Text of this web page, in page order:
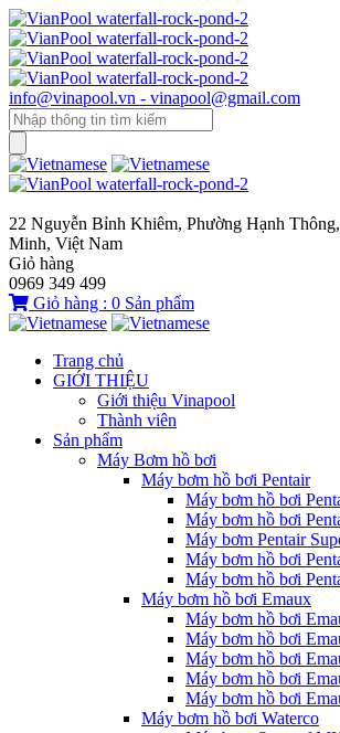
info@vinapool.vn - vinapool@gmail.com
22 Nguyễn Bỉnh Khiêm, Phường Hạnh
Minh, Việt Nam
Giỏ hàng
0969 349 499
Giỏ hàng : 0 Sản phẩm
Trang chủ
GIỚI THIỆU
Giới thiệu Vinapool
Thành viên
Sản phẩm
Máy Bơm hồ bơi
Máy bơm hồ bơi Pentair
Máy bơm hồ bơi
Máy bơm hồ bơi
Máy bơm Pentair
Máy bơm hồ bơi
Máy bơm hồ bơi
Máy bơm hồ bơi Emaux
Máy bơm hồ bơi
Máy bơm hồ bơi
Máy bơm hồ bơi
Máy bơm hồ bơi
Máy bơm hồ bơi
Máy bơm hồ bơi Waterco